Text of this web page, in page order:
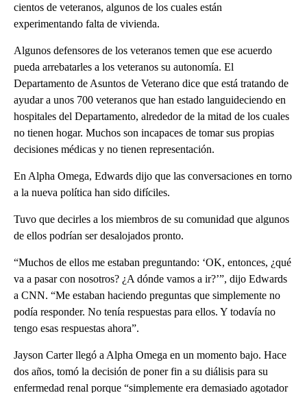
cientos de veteranos, algunos de los cuales están
experimentando falta de vivienda.
Algunos defensores de los veteranos temen que ese acuerdo
pueda arrebatarles a los veteranos su autonomía. El
Departamento de Asuntos de Veterano dice que está tratando de
ayudar a unos 700 veteranos que han estado languideciendo en
hospitales del Departamento, alrededor de la mitad de los cuales
no tienen hogar. Muchos son incapaces de tomar sus propias
decisiones médicas y no tienen representación.
En Alpha Omega, Edwards dijo que las conversaciones en torno
a la nueva política han sido difíciles.
Tuvo que decirles a los miembros de su comunidad que algunos
de ellos podrían ser desalojados pronto.
“Muchos de ellos me estaban preguntando: ‘OK, entonces, ¿qué
va a pasar con nosotros? ¿A dónde vamos a ir?’”, dijo Edwards
a CNN. “Me estaban haciendo preguntas que simplemente no
podía responder. No tenía respuestas para ellos. Y todavía no
tengo esas respuestas ahora”.
Jayson Carter llegó a Alpha Omega en un momento bajo. Hace
dos años, tomó la decisión de poner fin a su diálisis para su
enfermedad renal porque “simplemente era demasiado agotador